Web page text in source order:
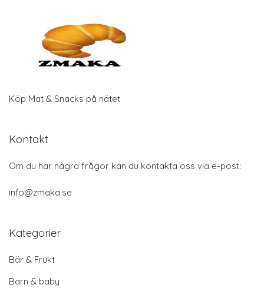
Köp Mat & Snacks på nätet
Kontakt
Om du har några frågor kan du kontakta oss via e-post:
info@zmaka.se
Kategorier
Bär & Frukt
Barn & baby